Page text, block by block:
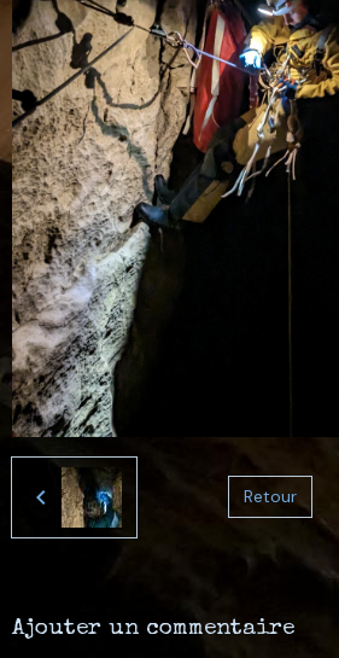
Retour
Ajouter un commentaire